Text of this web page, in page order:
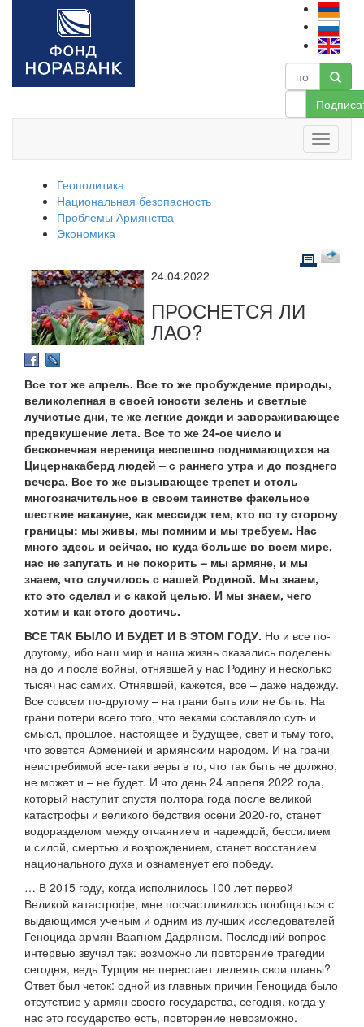
Геополитика
Национальная безопасность
Проблемы Армянства
Экономика
24.04.2022
ПРОСНЕТСЯ ЛИ
ЛАО?
Все тот же апрель. Все то же пробуждение природы,
великолепная в своей юности зелень и светлые
лучистые дни, те же легкие дожди и завораживающее
предвкушение лета. Все то же 24-ое число и
бесконечная вереница неспешно поднимающихся на
Цицернакаберд людей – с раннего утра и до позднего
вечера. Все то же вызывающее трепет и столь
многозначительное в своем таинстве факельное
шествие накануне, как мессидж тем, кто по ту сторону
границы: мы живы, мы помним и мы требуем. Нас
много здесь и сейчас, но куда больше во всем мире,
нас не запугать и не покорить – мы армяне, и мы
знаем, что случилось с нашей Родиной. Мы знаем,
кто это сделал и с какой целью. И мы знаем, чего
хотим и как этого достичь.
ВСЕ ТАК БЫЛО И БУДЕТ И В ЭТОМ ГОДУ. Но и все по-
другому, ибо наш мир и наша жизнь оказались поделены
на до и после войны, отнявшей у нас Родину и несколько
тысяч нас самих. Отнявшей, кажется, все – даже надежду.
Все совсем по-другому – на грани быть или не быть. На
грани потери всего того, что веками составляло суть и
смысл, прошлое, настоящее и будущее, свет и тьму того,
что зовется Арменией и армянским народом. И на грани
неистребимой все-таки веры в то, что так быть не должно,
не может и – не будет. И что день 24 апреля 2022 года,
который наступит спустя полтора года после великой
катастрофы и великого бедствия осени 2020-го, станет
водоразделом между отчаянием и надеждой, бессилием
и силой, смертью и возрождением, станет восстанием
национального духа и ознаменует его победу.
… В 2015 году, когда исполнилось 100 лет первой
Великой катастрофе, мне посчастливилось пообщаться с
выдающимся ученым и одним из лучших исследователей
Геноцида армян Ваагном Дадряном. Последний вопрос
интервью звучал так: возможно ли повторение трагедии
сегодня, ведь Турция не перестает лелеять свои планы?
Ответ был четок: одной из главных причин Геноцида было
отсутствие у армян своего государства, сегодня, когда у
нас это государство есть, повторение невозможно.